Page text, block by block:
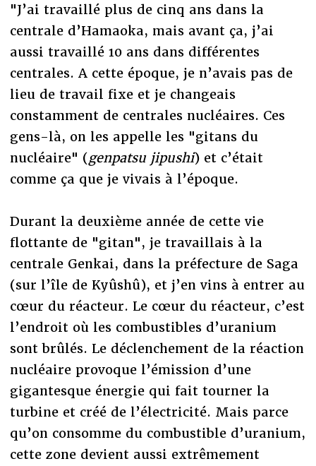
"J’ai travaillé plus de cinq ans dans la
centrale d’Hamaoka, mais avant ça, j’ai
aussi travaillé 10 ans dans différentes
centrales. A cette époque, je n’avais pas de
lieu de travail fixe et je changeais
constamment de centrales nucléaires. Ces
gens-là, on les appelle les "gitans du
nucléaire" (genpatsu jipushi) et c’était
comme ça que je vivais à l’époque.
Durant la deuxième année de cette vie
flottante de "gitan", je travaillais à la
centrale Genkai, dans la préfecture de Saga
(sur l’île de Kyûshû), et j’en vins à entrer au
cœur du réacteur. Le cœur du réacteur, c’est
l’endroit où les combustibles d’uranium
sont brûlés. Le déclenchement de la réaction
nucléaire provoque l’émission d’une
gigantesque énergie qui fait tourner la
turbine et créé de l’électricité. Mais parce
qu’on consomme du combustible d’uranium,
cette zone devient aussi extrêmement